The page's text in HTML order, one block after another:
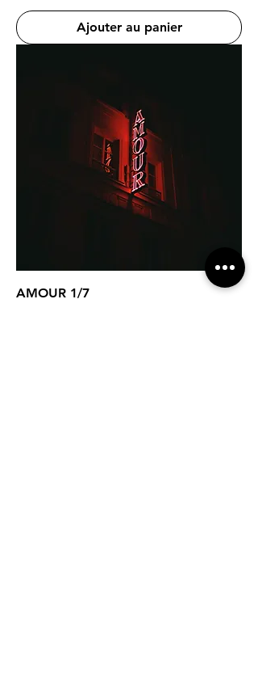
Ajouter au panier
AMOUR 1/7